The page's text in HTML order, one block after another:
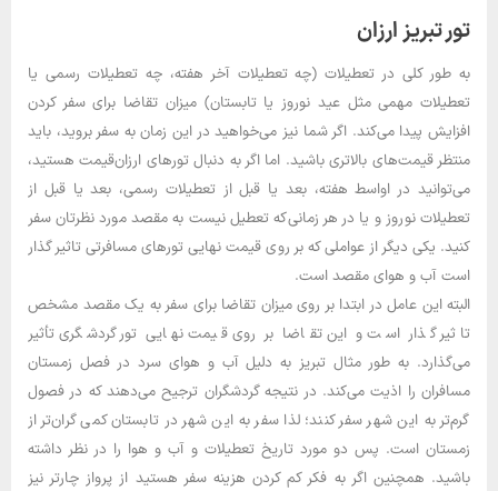
تور تبریز ارزان
به طور کلی در تعطیلات (چه تعطیلات آخر هفته، چه تعطیلات رسمی یا
تعطیلات مهمی مثل عید نوروز یا تابستان) میزان تقاضا برای سفر کردن
افزایش پیدا می‌کند. اگر شما نیز می‌خواهید در این زمان به سفر بروید، باید
منتظر قیمت‌های بالاتری باشید. اما اگر به‌ دنبال تورهای ارزان‌قیمت هستید،
می‌توانید در اواسط هفته، بعد یا قبل ‌از تعطیلات رسمی، بعد یا قبل ‌از
تعطیلات نوروز و یا در هر زمانی‌که تعطیل نیست به مقصد مورد نظرتان سفر
کنید. یکی دیگر از عواملی که بر روی قیمت نهایی تورهای مسافرتی تاثیر گذار
است آب و هوای مقصد است.
البته این عامل در ابتدا بر روی میزان تقاضا برای سفر به یک مقصد مشخص
تاثیر گذار است و این تقاضا بر روی قیمت نهایی تور گردشگری تأثیر
می‌گذارد. به ‌طور مثال تبریز به دلیل آب ‌و هوای سرد در فصل زمستان
مسافران را اذیت می‌کند. در نتیجه گردشگران ترجیح می‌دهند که در فصول
گرم‌تر به این شهر سفر کنند؛ لذا سفر به این شهر در تابستان کمی گران‌تر از
زمستان است. پس دو مورد تاریخ تعطیلات و آب و هوا را در نظر داشته
باشید. همچنین اگر به فکر کم کردن هزینه سفر هستید از پرواز چارتر نیز